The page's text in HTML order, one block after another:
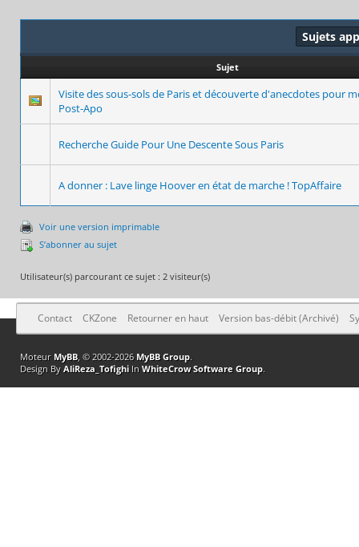
Sujets
Sujet
Visite des sous-sols de Paris et découverte d'anecdotes pour
Post-Apo
Recherche Guide Pour Une Descente Sous Paris
A donner : Lave linge Hoover en état de marche ! TopAffaire
Voir une version imprimable
S’abonner au sujet
Utilisateur(s) parcourant ce sujet : 2 visiteur(s)
Contact CKZone Retourner en haut Version bas-débit (Archivé)
Moteur MyBB, © 2002-2026 MyBB Group.
Design By AliReza_TofighiIn WhiteCrow Software Group.